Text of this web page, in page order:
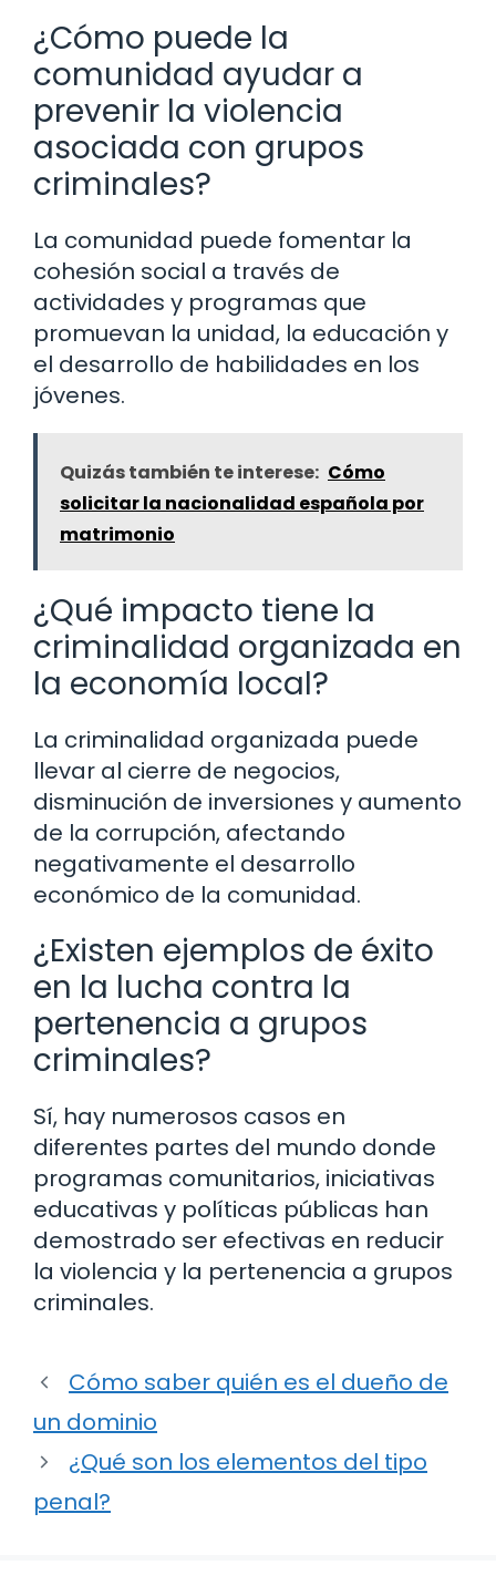
¿Cómo puede la
comunidad ayudar a
prevenir la violencia
asociada con grupos
criminales?
La comunidad puede fomentar la
cohesión social a través de
actividades y programas que
promuevan la unidad, la educación y
el desarrollo de habilidades en los
jóvenes.
Quizás también te interese: Cómo
solicitar la nacionalidad española por
matrimonio
¿Qué impacto tiene la
criminalidad organizada en
la economía local?
La criminalidad organizada puede
llevar al cierre de negocios,
disminución de inversiones y aumento
de la corrupción, afectando
negativamente el desarrollo
económico de la comunidad.
¿Existen ejemplos de éxito
en la lucha contra la
pertenencia a grupos
criminales?
Sí, hay numerosos casos en
diferentes partes del mundo donde
programas comunitarios, iniciativas
educativas y políticas públicas han
demostrado ser efectivas en reducir
la violencia y la pertenencia a grupos
criminales.
Cómo saber quién es el dueño de
un dominio
¿Qué son los elementos del tipo
penal?